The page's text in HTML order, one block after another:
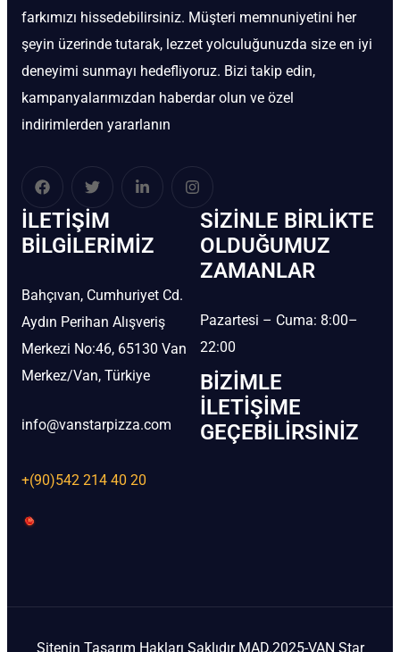
farkımızı hissedebilirsiniz. Müşteri memnuniyetini her
şeyin üzerinde tutarak, lezzet yolculuğunuzda size en iyi
deneyimi sunmayı hedefliyoruz. Bizi takip edin,
kampanyalarımızdan haberdar olun ve özel
indirimlerden yararlanın
İLETIŞIM
BİLGILERIMIZ
Bahçıvan, Cumhuriyet Cd.
Aydın Perihan Alışveriş
Merkezi No:46, 65130 Van
Merkez/Van, Türkiye
info@vanstarpizza.com
+(90)542 214 40 20
SIZINLE BIRLIKTE
OLDUĞUMUZ
ZAMANLAR
Pazartesi – Cuma: 8:00–
22:00
BIZIMLE
İLETIŞIME
GEÇEBILIRSINIZ
Sitenin Tasarım Hakları Saklıdır MAD.2025-VAN Star